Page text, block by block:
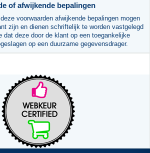
of afwijkende bepalingen
voorwaarden afwijkende bepalingen mogen
zijn en dienen schriftelijk te worden vastgelegd
dat deze door de klant op een toegankelijke
op een duurzame gegevensdrager.